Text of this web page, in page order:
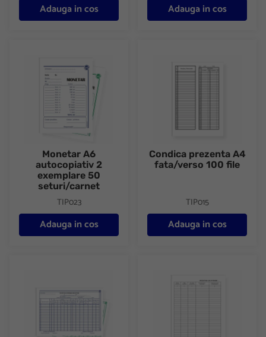
Adauga in cos Adauga in cos
Monetar A6
autocopiativ 2
exemplare 50
seturi/carnet
TIP023
Adauga in cos
Condica prezenta A4
fata/verso 100 file
TIP015
Adauga in cos